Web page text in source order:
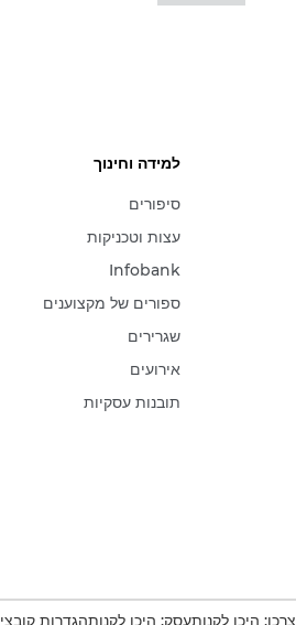
למידה וחינוך
סיפורים
עצות וטכניקות
Infobank
ספורים של מקצוענים
שגרירים
אירועים
תובנות עסקיות
צרכן: היכן לקנותעסק: היכן לקנותהגדרות קובצי Cookie